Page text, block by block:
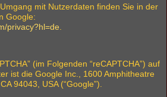
mit Nutzerdaten finden Sie in der
Google:
privacy?hl=de.
(im Folgenden “reCAPTCHA”) auf
ist die Google Inc., 1600 Amphitheatre
94043, USA (“Google”).